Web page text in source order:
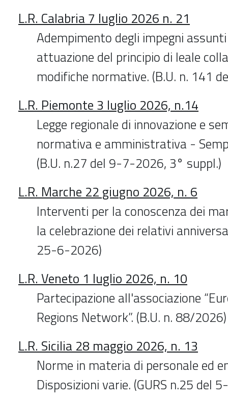
L.R. Calabria 7 luglio 2026 n. 21
Adempimento degli impegni
attuazione del principio di leale
modifiche normative. (B.U. n. 141
L.R. Piemonte 3 luglio 2026, n.14
Legge regionale di innovazione e
normativa e amministrativa -
(B.U. n.27 del 9-7-2026, 3° suppl.)
L.R. Marche 22 giugno 2026, n. 6
Interventi per la conoscenza dei
la celebrazione dei relativi
25-6-2026)
L.R. Veneto 1 luglio 2026, n. 10
Partecipazione all'associazione
Regions Network”. (B.U. n. 88/2026)
L.R. Sicilia 28 maggio 2026, n. 13
Norme in materia di personale ed
Disposizioni varie. (GURS n.25 del